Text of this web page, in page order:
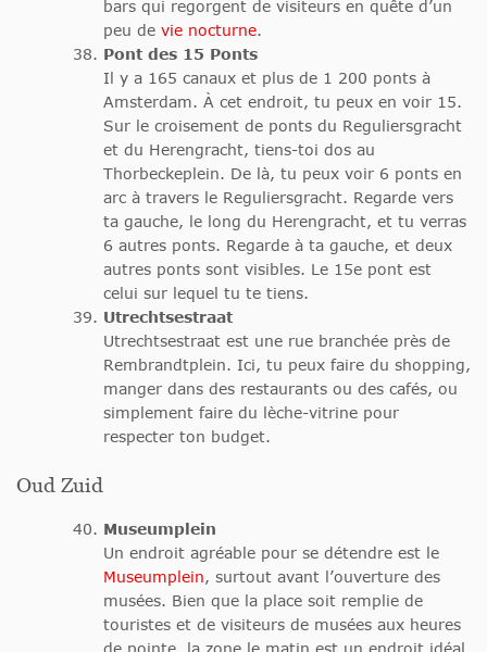
bars qui regorgent de visiteurs en quête d’un
peu de vie nocturne.
Pont des 15 Ponts
Il y a 165 canaux et plus de 1 200 ponts à
Amsterdam. À cet endroit, tu peux en voir 15.
Sur le croisement de ponts du Reguliersgracht
et du Herengracht, tiens-toi dos au
Thorbeckeplein. De là, tu peux voir 6 ponts en
arc à travers le Reguliersgracht. Regarde vers
ta gauche, le long du Herengracht, et tu verras
6 autres ponts. Regarde à ta gauche, et deux
autres ponts sont visibles. Le 15e pont est
celui sur lequel tu te tiens.
Utrechtsestraat
Utrechtsestraat est une rue branchée près de
Rembrandtplein. Ici, tu peux faire du shopping,
manger dans des restaurants ou des cafés, ou
simplement faire du lèche-vitrine pour
respecter ton budget.
Oud Zuid
Museumplein
Un endroit agréable pour se détendre est le
Museumplein, surtout avant l’ouverture des
musées. Bien que la place soit remplie de
touristes et de visiteurs de musées aux heures
de pointe, la zone le matin est un endroit idéal